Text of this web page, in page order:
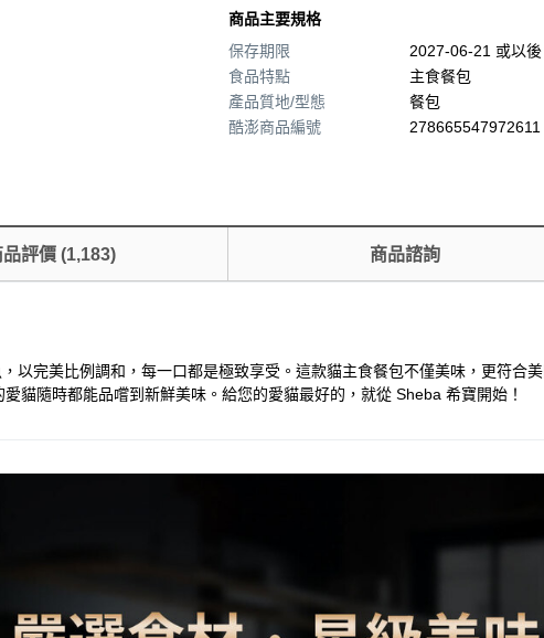
商品主要規格
保存期限
2027-06-21 或以後
食品特點
主食餐包
產品質地/型態
餐包
酷澎商品編號
品評價 (1,183) 商品諮詢
以完美比例調和，每一口都是極致享受。這款貓主食餐包不僅美味，更符合
貓隨時都能品嚐到新鮮美味。給您的愛貓最好的，就從 Sheba 希寶開始！